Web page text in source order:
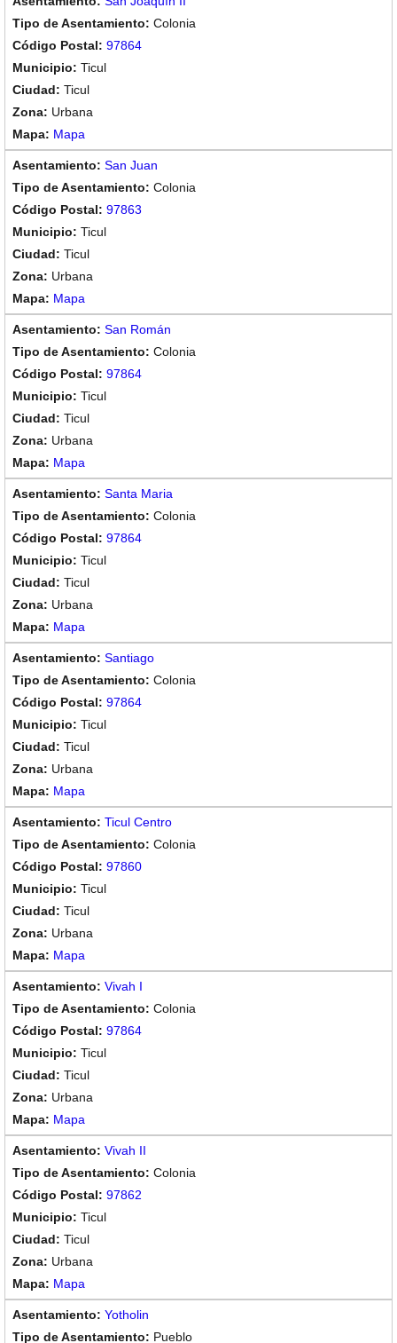
Colonia
97864
Ticul
Ticul
Urbana
Mapa
San Juan
Colonia
97863
Ticul
Ticul
Urbana
Mapa
San Román
Colonia
97864
Ticul
Ticul
Urbana
Mapa
Santa Maria
Colonia
97864
Ticul
Ticul
Urbana
Mapa
Santiago
Colonia
97864
Ticul
Ticul
Urbana
Mapa
Ticul Centro
Colonia
97860
Ticul
Ticul
Urbana
Mapa
Vivah I
Colonia
97864
Ticul
Ticul
Urbana
Mapa
Vivah II
Colonia
97862
Ticul
Ticul
Urbana
Mapa
Yotholin
Pueblo